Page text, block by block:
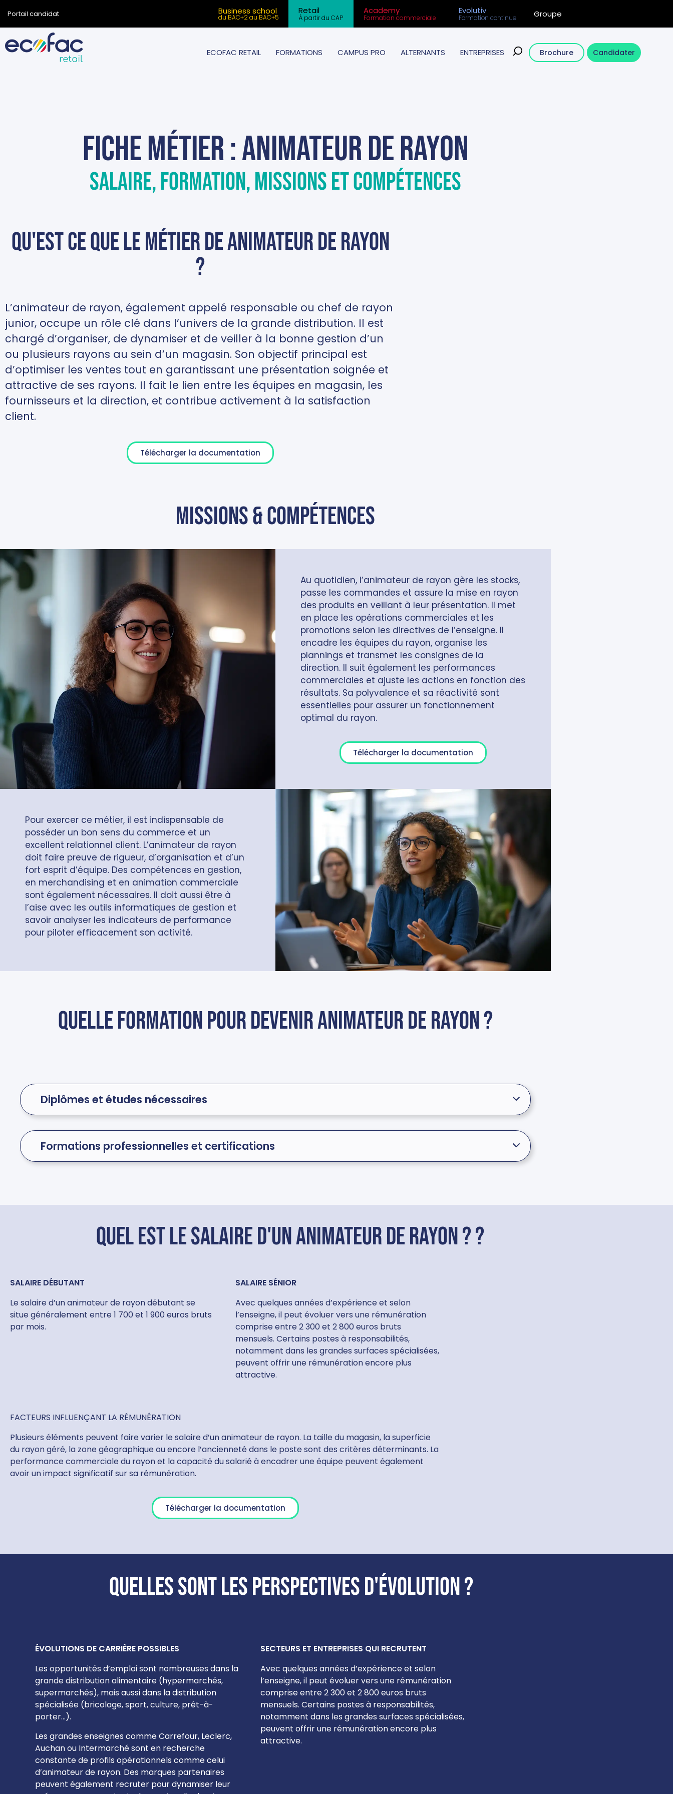
Portail candidat Business school
du BAC+2 au BAC+5
Retail
À partir du CAP
Academy
Formation commerciale
Evolutiv
Formation continue Groupe
ECOFAC RETAIL FORMATIONS CAMPUS PRO ALTERNANTS ENTREPRISES Brochure Candidater
fiche métier : Animateur de rayon
Salaire, formation, missions et compétences
Qu'est ce que le métier de animateur de rayon
?
L’animateur de rayon, également appelé responsable ou chef de rayon
junior, occupe un rôle clé dans l’univers de la grande distribution. Il est
chargé d’organiser, de dynamiser et de veiller à la bonne gestion d’un
ou plusieurs rayons au sein d’un magasin. Son objectif principal est
d’optimiser les ventes tout en garantissant une présentation soignée et
attractive de ses rayons. Il fait le lien entre les équipes en magasin, les
fournisseurs et la direction, et contribue activement à la satisfaction
client.
Télécharger la documentation
missions & compétences
Au quotidien, l’animateur de rayon gère les stocks,
passe les commandes et assure la mise en rayon
des produits en veillant à leur présentation. Il met
en place les opérations commerciales et les
promotions selon les directives de l’enseigne. Il
encadre les équipes du rayon, organise les
plannings et transmet les consignes de la
direction. Il suit également les performances
commerciales et ajuste les actions en fonction des
résultats. Sa polyvalence et sa réactivité sont
essentielles pour assurer un fonctionnement
optimal du rayon.
Télécharger la documentation
Pour exercer ce métier, il est indispensable de
posséder un bon sens du commerce et un
excellent relationnel client. L’animateur de rayon
doit faire preuve de rigueur, d’organisation et d’un
fort esprit d’équipe. Des compétences en gestion,
en merchandising et en animation commerciale
sont également nécessaires. Il doit aussi être à
l’aise avec les outils informatiques de gestion et
savoir analyser les indicateurs de performance
pour piloter efficacement son activité.
Quelle formation pour devenir animateur de rayon ?
Diplômes et études nécessaires
Formations professionnelles et certifications
Quel est le salaire d'un animateur de rayon ? ?
SALAIRE DÉBUTANT
Le salaire d’un animateur de rayon débutant se
situe généralement entre 1 700 et 1 900 euros bruts
par mois.
SALAIRE SÉNIOR
Avec quelques années d’expérience et selon
l’enseigne, il peut évoluer vers une rémunération
comprise entre 2 300 et 2 800 euros bruts
mensuels. Certains postes à responsabilités,
notamment dans les grandes surfaces spécialisées,
peuvent offrir une rémunération encore plus
attractive.
FACTEURS INFLUENÇANT LA RÉMUNÉRATION
Plusieurs éléments peuvent faire varier le salaire d’un animateur de rayon. La taille du magasin, la superficie
du rayon géré, la zone géographique ou encore l’ancienneté dans le poste sont des critères déterminants. La
performance commerciale du rayon et la capacité du salarié à encadrer une équipe peuvent également
avoir un impact significatif sur sa rémunération.
Télécharger la documentation
Quelles sont les perspectives d'évolution ?
ÉVOLUTIONS DE CARRIÈRE POSSIBLES
Les opportunités d’emploi sont nombreuses dans la
grande distribution alimentaire (hypermarchés,
supermarchés), mais aussi dans la distribution
spécialisée (bricolage, sport, culture, prêt-à-
porter…).
Les grandes enseignes comme Carrefour, Leclerc,
Auchan ou Intermarché sont en recherche
constante de profils opérationnels comme celui
d’animateur de rayon. Des marques partenaires
peuvent également recruter pour dynamiser leur
SECTEURS ET ENTREPRISES QUI RECRUTENT
Avec quelques années d’expérience et selon
l’enseigne, il peut évoluer vers une rémunération
comprise entre 2 300 et 2 800 euros bruts
mensuels. Certains postes à responsabilités,
notamment dans les grandes surfaces spécialisées,
peuvent offrir une rémunération encore plus
attractive.